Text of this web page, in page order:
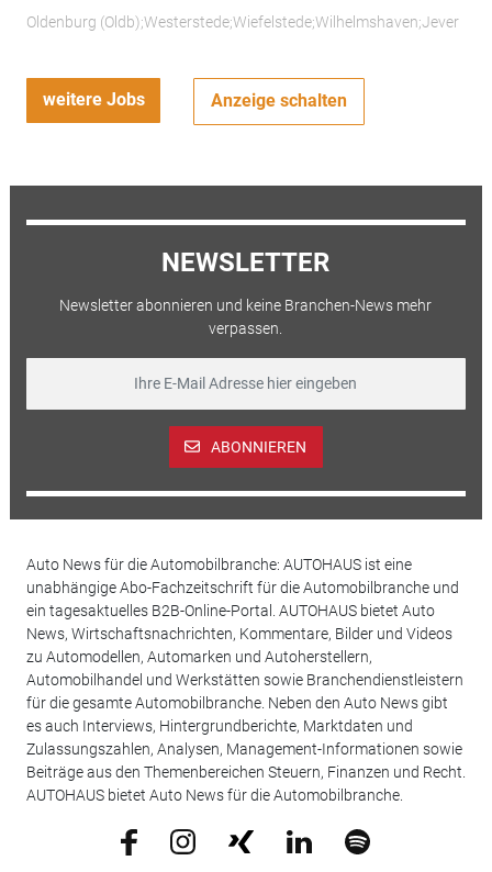
Oldenburg (Oldb);Westerstede;Wiefelstede;Wilhelmshaven;Jever
weitere Jobs Anzeige schalten
NEWSLETTER
Newsletter abonnieren und keine Branchen-News mehr
verpassen.
ABONNIEREN
Auto News für die Automobilbranche: AUTOHAUS ist eine
unabhängige Abo-Fachzeitschrift für die Automobilbranche und
ein tagesaktuelles B2B-Online-Portal. AUTOHAUS bietet Auto
News, Wirtschaftsnachrichten, Kommentare, Bilder und Videos
zu Automodellen, Automarken und Autoherstellern,
Automobilhandel und Werkstätten sowie Branchendienstleistern
für die gesamte Automobilbranche. Neben den Auto News gibt
es auch Interviews, Hintergrundberichte, Marktdaten und
Zulassungszahlen, Analysen, Management-Informationen sowie
Beiträge aus den Themenbereichen Steuern, Finanzen und Recht.
AUTOHAUS bietet Auto News für die Automobilbranche.